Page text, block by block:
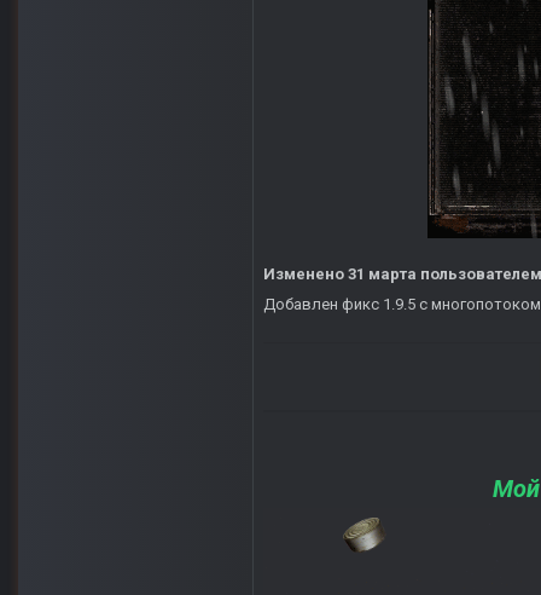
Изменено 31 марта
Добавлен фикс 1.9.5 с